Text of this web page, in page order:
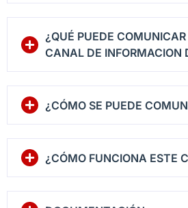
¿QUÉ PUEDE
CANAL DE INFORMACION
¿CÓMO SE PUEDE
¿CÓMO FUNCIONA ESTE